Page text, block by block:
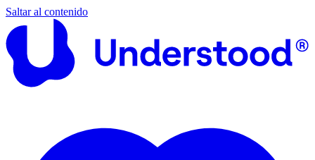
Saltar al contenido